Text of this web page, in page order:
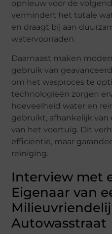
opnieuw voor de
vermindert het totale
en draagt bij aan
watervoorraden.
Daarnaast maken
gebruik van
om het wasproces te
technologieën zorgen
hoeveelheid water en
gebruikt, afhankelijk van
van het voertuig. Dit
efficiëntie, maar
reiniging.
Interview met
Eigenaar van
Autowasstraat